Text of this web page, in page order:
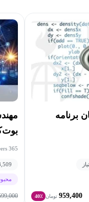
برنامه
959,400 تومان 40٪
365 Careers • آکادمی گرولی